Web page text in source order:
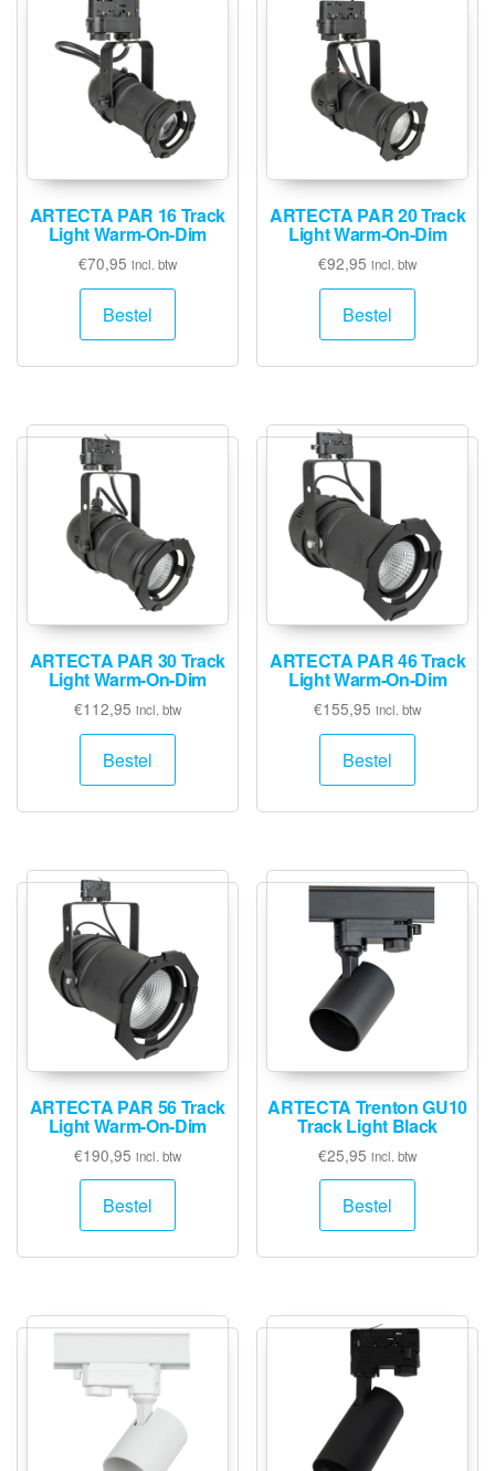
ARTECTA PAR 16 Track
Light Warm-On-Dim
€70,95 incl. btw
Bestel
ARTECTA PAR 20 Track
Light Warm-On-Dim
€92,95 incl. btw
Bestel
ARTECTA PAR 30 Track
Light Warm-On-Dim
€112,95 incl. btw
Bestel
ARTECTA PAR 46 Track
Light Warm-On-Dim
€155,95 incl. btw
Bestel
ARTECTA PAR 56 Track
Light Warm-On-Dim
€190,95 incl. btw
Bestel
ARTECTA Trenton GU10
Track Light Black
€25,95 incl. btw
Bestel